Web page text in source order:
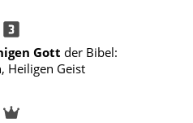
Gott der Bibel:
Heiligen Geist